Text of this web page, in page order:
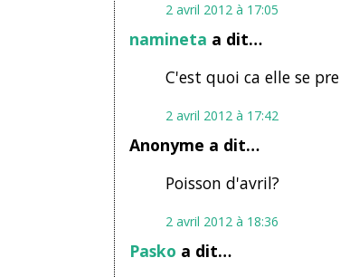
2 avril 2012 à 17:05
namineta a dit…
C'est quoi ca elle se
2 avril 2012 à 17:42
Anonyme a dit…
Poisson d'avril?
2 avril 2012 à 18:36
Pasko a dit…